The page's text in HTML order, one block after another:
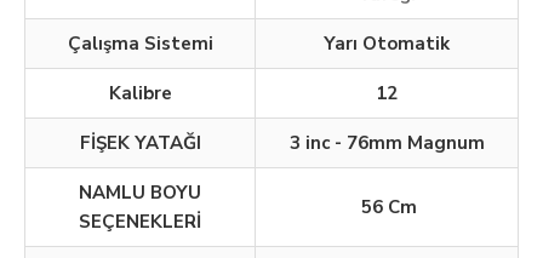
Çalışma Sistemi Yarı Otomatik
Kalibre 12
FİŞEK YATAĞI 3 inc - 76mm Magnum
NAMLU BOYU
SEÇENEKLERİ
56 Cm